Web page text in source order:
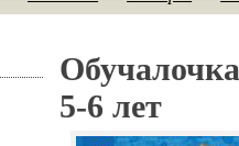
5-6 лет